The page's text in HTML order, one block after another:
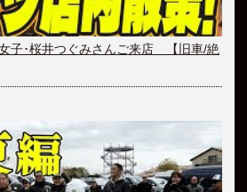
子･桜井つぐみさんご来店 【旧車/絶